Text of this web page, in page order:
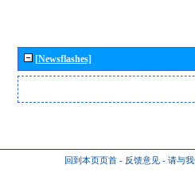
[Newsflashes]
回到本页页首 - 反馈意见 - 请与